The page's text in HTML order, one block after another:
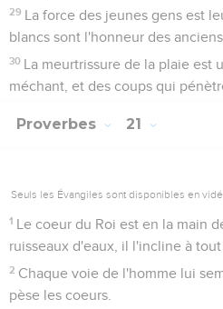
29 La force des jeunes gens est
blancs sont l'honneur des anciens.
30 La meurtrissure de la plaie est
méchant, et des coups qui
Proverbes 21
Seuls les Évangiles sont disponibles en
1 Le coeur du Roi est en la main
ruisseaux d'eaux, il l'incline à
2 Chaque voie de l'homme lui
pèse les coeurs.